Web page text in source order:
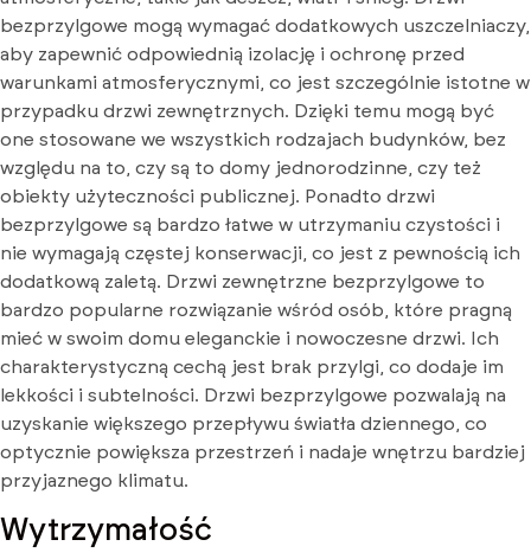
bezprzylgowe mogą wymagać dodatkowych uszczelniaczy,
aby zapewnić odpowiednią izolację i ochronę przed
warunkami atmosferycznymi, co jest szczególnie istotne w
przypadku drzwi zewnętrznych. Dzięki temu mogą być
one stosowane we wszystkich rodzajach budynków, bez
względu na to, czy są to domy jednorodzinne, czy też
obiekty użyteczności publicznej. Ponadto drzwi
bezprzylgowe są bardzo łatwe w utrzymaniu czystości i
nie wymagają częstej konserwacji, co jest z pewnością ich
dodatkową zaletą. Drzwi zewnętrzne bezprzylgowe to
bardzo popularne rozwiązanie wśród osób, które pragną
mieć w swoim domu eleganckie i nowoczesne drzwi. Ich
charakterystyczną cechą jest brak przylgi, co dodaje im
lekkości i subtelności. Drzwi bezprzylgowe pozwalają na
uzyskanie większego przepływu światła dziennego, co
optycznie powiększa przestrzeń i nadaje wnętrzu bardziej
przyjaznego klimatu.
Wytrzymałość